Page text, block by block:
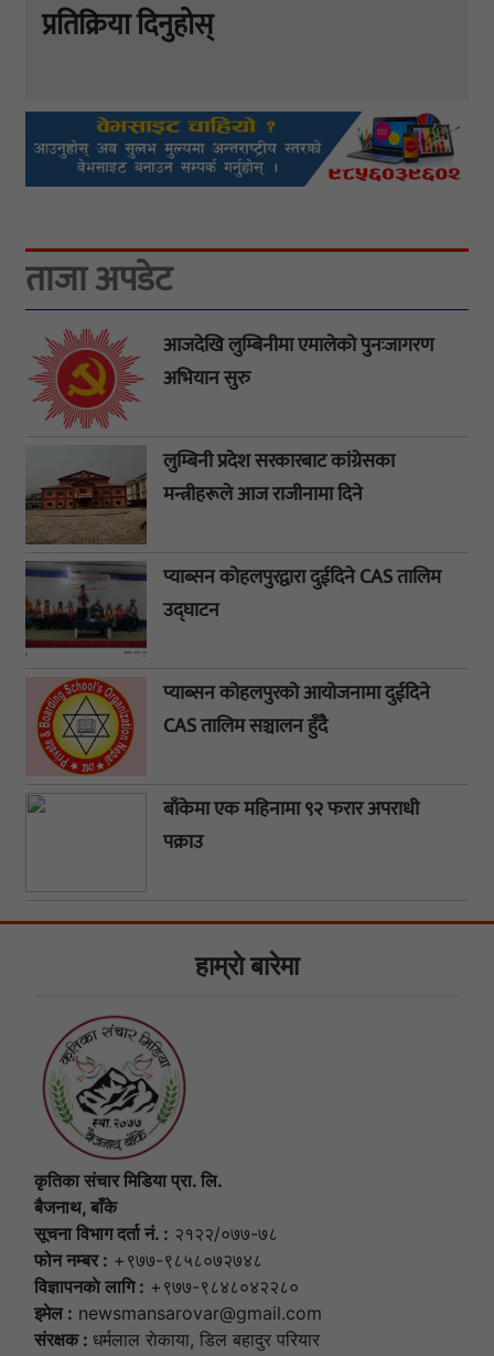
प्रतिक्रिया दिनुहोस्
ताजा अपडेट
आजदेखि लुम्बिनीमा एमालेको पुनःजागरण
अभियान सुरु
लुम्बिनी प्रदेश सरकारबाट कांग्रेसका
मन्त्रीहरूले आज राजीनामा दिने
प्याब्सन कोहलपुरद्वारा दुईदिने CAS तालिम
उद्घाटन
प्याब्सन कोहलपुरको आयोजनामा दुईदिने
CAS तालिम सञ्चालन हुँदै
बाँकेमा एक महिनामा ९२ फरार अपराधी
पक्राउ
हाम्राे बारेमा
कृतिका संचार मिडिया प्रा. लि.
बैजनाथ, बाँके
सूचना विभाग दर्ता नं. : २१२२/०७७-७८
फोन नम्बर : +९७७-९८५८०७२७४८
विज्ञापनकाे लागि : +९७७-९८४८०४२२८०
इमेल : newsmansarovar@gmail.com
संरक्षक : धर्मलाल राेकाया, डिल बहादुर परियार